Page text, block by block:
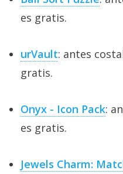
es gratis.
urVault: antes
gratis.
Onyx - Icon Pack:
es gratis.
Jewels Charm: